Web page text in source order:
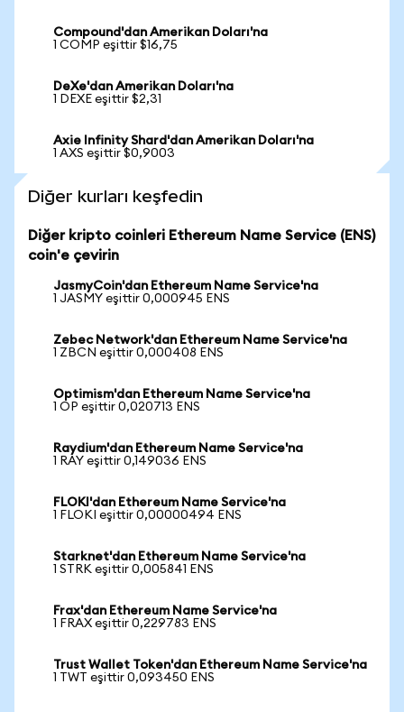
Compound'dan Amerikan Doları'na
1 COMP eşittir $16,75
DeXe'dan Amerikan Doları'na
1 DEXE eşittir $2,31
Axie Infinity Shard'dan Amerikan Doları'na
1 AXS eşittir $0,9003
Diğer kurları keşfedin
Diğer kripto coinleri Ethereum Name Service (ENS)
coin'e çevirin
JasmyCoin'dan Ethereum Name Service'na
1 JASMY eşittir 0,000945 ENS
Zebec Network'dan Ethereum Name Service'na
1 ZBCN eşittir 0,000408 ENS
Optimism'dan Ethereum Name Service'na
1 OP eşittir 0,020713 ENS
Raydium'dan Ethereum Name Service'na
1 RAY eşittir 0,149036 ENS
FLOKI'dan Ethereum Name Service'na
1 FLOKI eşittir 0,00000494 ENS
Starknet'dan Ethereum Name Service'na
1 STRK eşittir 0,005841 ENS
Frax'dan Ethereum Name Service'na
1 FRAX eşittir 0,229783 ENS
Trust Wallet Token'dan Ethereum Name Service'na
1 TWT eşittir 0,093450 ENS